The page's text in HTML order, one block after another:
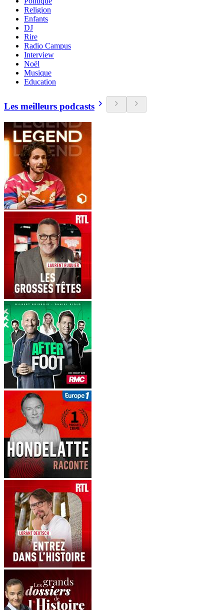
Religion
Enfants
DJ
Rire
Radio Campus
Interview
Noël
Musique
Education
Les meilleurs podcasts